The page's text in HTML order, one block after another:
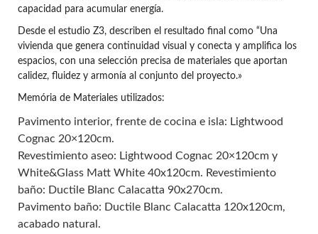
capacidad para acumular energía.
Desde el estudio Z3, describen el resultado final como “Una
vivienda que genera continuidad visual y conecta y amplifica los
espacios, con una selección precisa de materiales que aportan
calidez, fluidez y armonía al conjunto del proyecto.»
Memória de Materiales utilizados:
Pavimento interior, frente de cocina e isla: Lightwood
Cognac 20×120cm.
Revestimiento aseo: Lightwood Cognac 20×120cm y
White&Glass Matt White 40x120cm. Revestimiento
baño: Ductile Blanc Calacatta 90x270cm.
Pavimento baño: Ductile Blanc Calacatta 120x120cm,
acabado natural.